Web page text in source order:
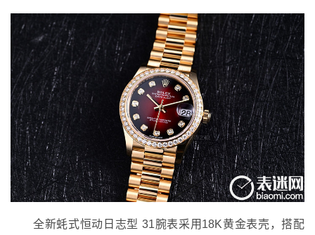
全新蚝式恒动日志型 31腕表采用18K黄金表壳，搭配